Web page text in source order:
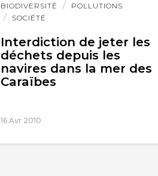
BIODIVERSITÉ
POLLUTIONS
SOCIÉTÉ
Interdiction de jeter les
déchets depuis les
navires dans la mer des
Caraïbes
16 Avr 2010
Lire
l'article